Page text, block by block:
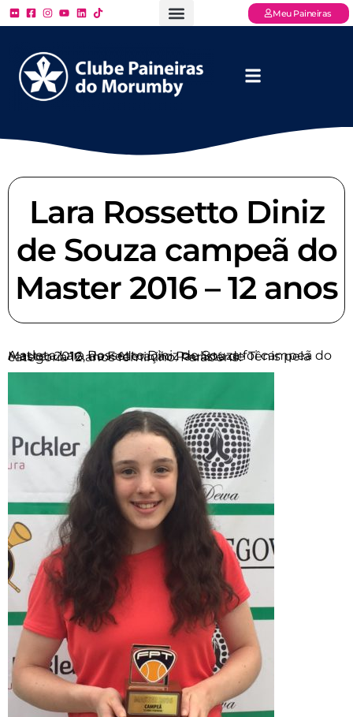
Meu Paineiras
Lara Rossetto Diniz
de Souza campeã do
Master 2016 – 12 anos
A atleta Lara Rossetto Diniz de Souza foi campeã do Master 2016, da Federação Paulista de Tênis pela categoria 12 anos feminino. Parabéns!